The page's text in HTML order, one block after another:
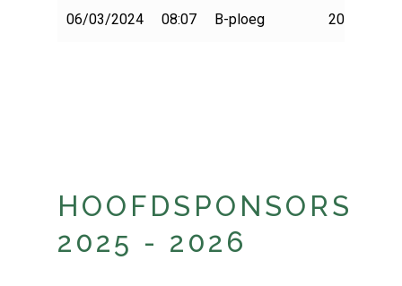
06/03/2024 08:07 B-ploeg 2023-2024
HOOFDSPONSORS
2025 - 2026